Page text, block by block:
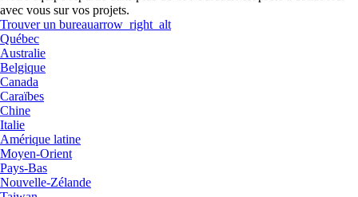
avec vous sur vos projets.
Trouver un bureauarrow_right_alt
Québec
Australie
Belgique
Canada
Caraïbes
Chine
Italie
Amérique latine
Moyen-Orient
Pays-Bas
Nouvelle-Zélande